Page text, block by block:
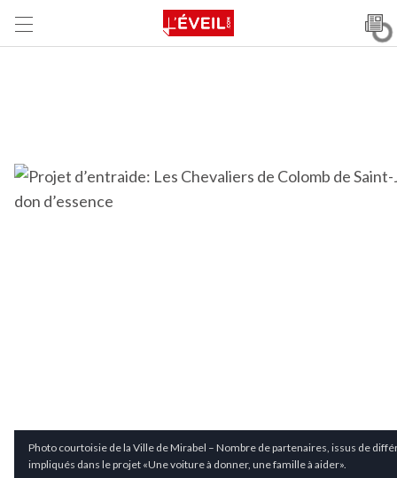
Photo courtoisie de la Ville de Mirabel – Nombre de partenaires, issus de
impliqués dans le projet «Une voiture à donner, une famille à aider».